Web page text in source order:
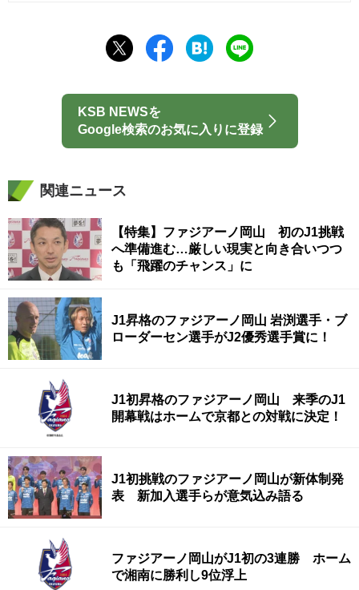
KSB NEWSを
Google検索のお気に入りに登録
関連ニュース
【特集】ファジアーノ岡山 初のJ1挑戦
へ準備進む…厳しい現実と向き合いつつ
も「飛躍のチャンス」に
J1昇格のファジアーノ岡山 岩渕選手・ブ
ローダーセン選手がJ2優秀選手賞に！
J1初昇格のファジアーノ岡山 来季のJ1
開幕戦はホームで京都との対戦に決定！
J1初挑戦のファジアーノ岡山が新体制発
表 新加入選手らが意気込み語る
ファジアーノ岡山がJ1初の3連勝 ホーム
で湘南に勝利し9位浮上